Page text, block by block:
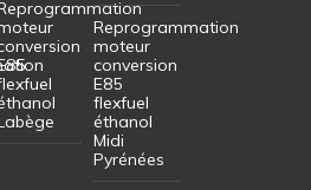
Reprogrammation
moteur
conversion
E85
flexfuel
éthanol
Midi
Pyrénées